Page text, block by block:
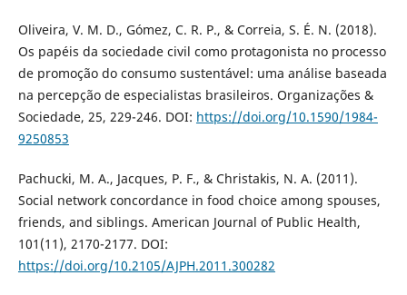
Oliveira, V. M. D., Gómez, C. R. P., & Correia, S. É. N. (2018).
Os papéis da sociedade civil como protagonista no processo
de promoção do consumo sustentável: uma análise baseada
na percepção de especialistas brasileiros. Organizações &
Sociedade, 25, 229-246. DOI: https://doi.org/10.1590/1984-
9250853
Pachucki, M. A., Jacques, P. F., & Christakis, N. A. (2011).
Social network concordance in food choice among spouses,
friends, and siblings. American Journal of Public Health,
101(11), 2170-2177. DOI:
https://doi.org/10.2105/AJPH.2011.300282